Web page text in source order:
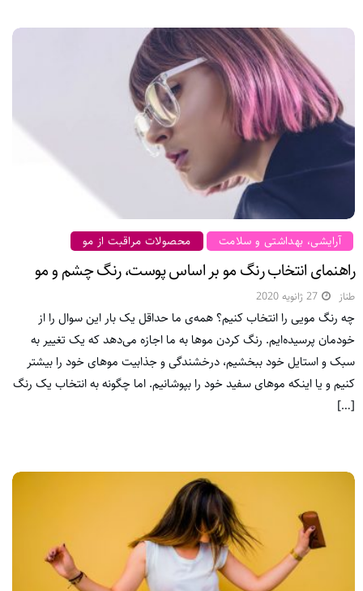
آرایشی، بهداشتی و سلامت محصولات مراقبت از مو
راهنمای انتخاب رنگ مو بر اساس پوست، رنگ چشم و مو
طناز 27 ژانویه 2020
چه رنگ مویی را انتخاب کنیم؟ همه‌ی ما حداقل یک بار این سوال را از
خودمان پرسیده‌ایم. رنگ کردن موها به ما اجازه می‌دهد که یک تغییر به
سبک و استایل خود ببخشیم، درخشندگی و جذابیت مو‌های خود را بیشتر
کنیم و یا اینکه موهای سفید خود را بپوشانیم. اما چگونه به انتخاب یک رنگ
[…]